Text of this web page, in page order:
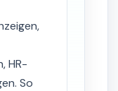
HR-
So